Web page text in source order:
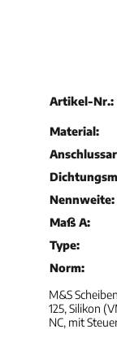
Artikel-Nr.:
Material:
Nennweite:
Maß A:
Type:
Norm:
M&S
125, Silikon
NC, mit